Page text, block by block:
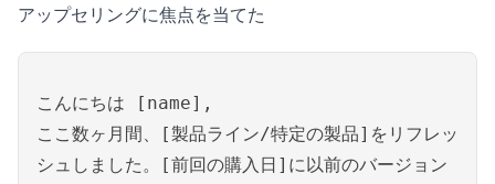
アップセリングに焦点を当てた
こんにちは [name],
ここ数ヶ月間、[製品ライン/特定の製品]をリフレッ
シュしました。[前回の購入日]に以前のバージョン